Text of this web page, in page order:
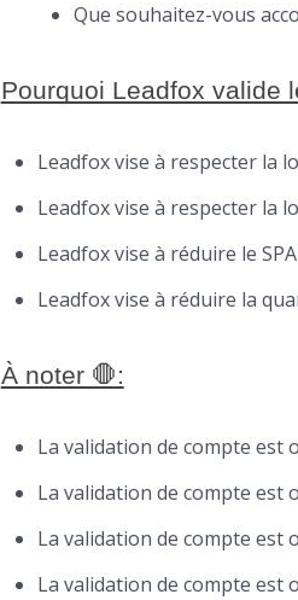
Que souhaitez-vous
Pourquoi Leadfox valide
Leadfox vise à respecter la
Leadfox vise à respecter la
Leadfox vise à réduire le
Leadfox vise à réduire la
À noter 🛑:
La validation de compte
La validation de compte
La validation de compte est
La validation de compte